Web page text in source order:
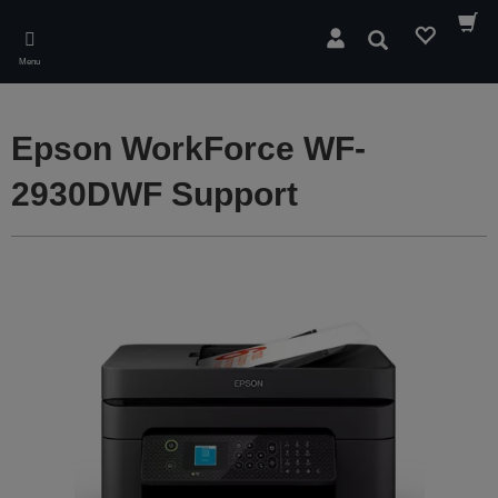
main
content
Menu
Rechercher
Epson WorkForce WF-
2930DWF Support